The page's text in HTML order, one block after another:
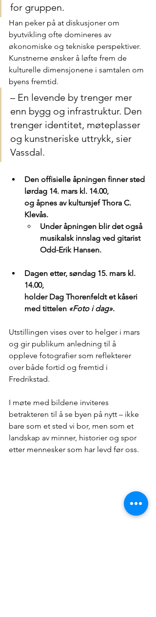
for gruppen.
Han peker på at diskusjoner om
byutvikling ofte domineres av
økonomiske og tekniske perspektiver.
Kunstnerne ønsker å løfte frem de
kulturelle dimensjonene i samtalen om
byens fremtid.
– En levende by trenger mer
enn bygg og infrastruktur. Den
trenger identitet, møteplasser
og kunstneriske uttrykk, sier
Vassdal.
Den offisielle åpningen finner sted
lørdag 14. mars kl. 14.00,
og åpnes av kultursjef Thora C.
Klevås.
Under åpningen blir det også
musikalsk innslag ved gitarist
Odd-Erik Hansen.
Dagen etter, søndag 15. mars kl.
14.00,
holder Dag Thorenfeldt et kåseri
med tittelen «Foto i dag».
Utstillingen vises over to helger i mars
og gir publikum anledning til å
oppleve fotografier som reflekterer
over både fortid og fremtid i
Fredrikstad.
I møte med bildene inviteres
betrakteren til å se byen på nytt – ikke
bare som et sted vi bor, men som et
landskap av minner, historier og spor
etter mennesker som har levd før oss.